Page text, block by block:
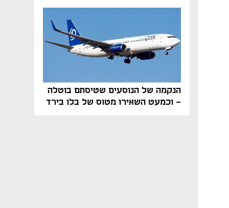
בסוף השנה
הנקמה של הנוסעים שטיסתם בוטלה
- וכמעט השאירו מטוס של בלו בירד